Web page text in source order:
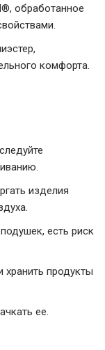
обработанное
комфорта.
изделия
есть риск
продукты
ее.